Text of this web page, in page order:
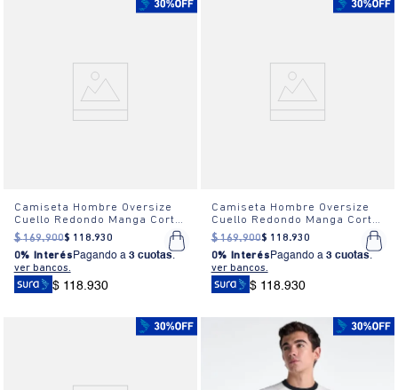
Camiseta Hombre Oversize
Cuello Redondo Manga Corta
Estampada Blanca
$ 169.900$ 118.930
0% Interés Pagando a 3 cuotas.
ver bancos.
$ 118.930
Camiseta Hombre Oversize
Cuello Redondo Manga Corta
Estampada Blanca
$ 169.900$ 118.930
0% Interés Pagando a 3 cuotas.
ver bancos.
$ 118.930